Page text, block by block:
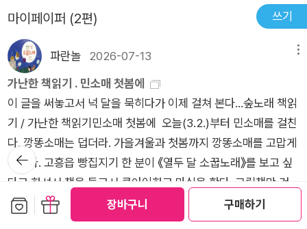
장바구니 구매하기
력을 잘 이해하고 있는지 자신의 수준을 진단함으로서 이 책을 제
대로 다시한번 읽게되니 왠만한 논술학원 저리가라인 느낌이 들
었다.보통 유아아동은 인성동화가 많은데 초등학생의 인성동화
는 어떻걸 골라야하는지 고민될 때가 많이 있다. 이 책은 현재 학
교에서 나타나고 있는 문제들을 다시한번 되짚어보고 나라면 어
떻게 대처할지, 다시금 곱씹어서 함께 생각해볼 수 있어 좋았다.
이책을 함께 읽으면서 요즘의 학교생활의 모습들을 엿볼 수 있었
고 비슷한 상황이 있었는지 자녀와 함께 이야기나눌 수 있는 시간
이 마련된 귀중한 책이였다.첫 사회생활을 겪는 초등학교에서는
아니들이 처음 겪어보는 다양한 성격의 친구들과 어울려 나의감
정을 표현하는 것도 서툴고, 오해가 쌓이고, 싸우게되면서 느끼는
기에 대한 내용 자존감을 배워가는 그런 동화 더라구요 ​조금은 자
신감이 없고 친구들에게 쓴소리 못하는 저희 아이에게 딱 맞는 책
인거 같았어요 ​글밥은 조금 많은 편이어서 몇일 끊어서 읽었고 아
이가 중간중간 내용을 되묻기도 하고 친구들 이야기를 예를 들어
서 하기도 하고 좀더 아이를 이해하고 아이도 자기 마음과 친구들
을 이해할수 있는 책이 였습니다 ​
마이페이퍼 (2편) 쓰기
파란놀 2026-07-13
가난한 책읽기 . 민소매 첫봄에
이 글을 써놓고서 넉 달을 묵히다가 이제 걸쳐 본다...숲노래 책읽
기 / 가난한 책읽기민소매 첫봄에 오늘(3.2.)부터 민소매를 걸친
다. 깡똥소매는 덥더라. 가을겨울과 첫봄까지 깡똥소매를 고맙게
누렸다. 고흥읍 빵집지기 한 분이 《열두 달 소꿉노래》를 보고 싶
다고 하셔서 책을 들고서 큰아이하고 마실을 한다. 그림책만 건네
려다가 노래꽃 하나를 옮겨적어서 곁들인다. 아직 제비는 안 보이
지만 곳곳에 제비꽃이 오른다. 이제 한봄으로 건너가는 볕은 아주
더보기
뒤로가
기